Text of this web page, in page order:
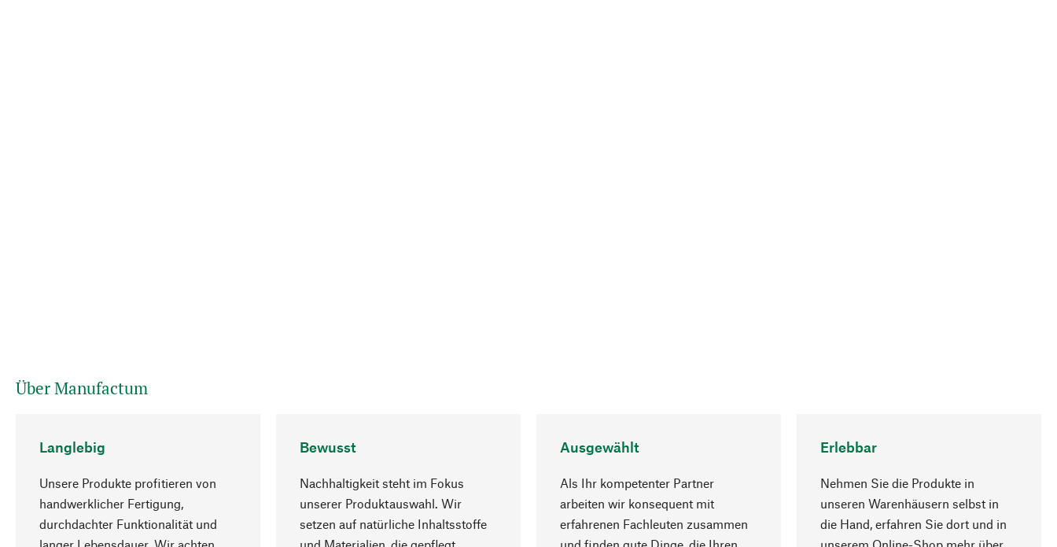
Über Manufactum
Langlebig
Unsere Produkte profitieren von
handwerklicher Fertigung,
durchdachter Funktionalität und
Bewusst
Nachhaltigkeit steht im Fokus
unserer Produktauswahl. Wir
setzen auf natürliche Inhaltsstoffe
Ausgewählt
Als Ihr kompetenter Partner
arbeiten wir konsequent mit
erfahrenen Fachleuten zusammen
Erlebbar
Nehmen Sie die Produkte in
unseren Warenhäusern selbst in
die Hand, erfahren Sie dort und in